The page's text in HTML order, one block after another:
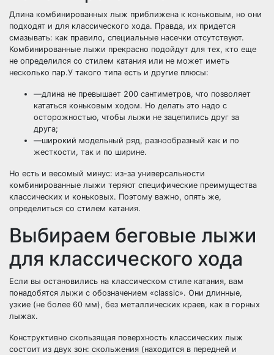
Длина комбинированных лыж приближена к коньковым, но они
подходят и для классического хода. Правда, их придется
смазывать: как правило, специальные насечки отсутствуют.
Комбинированные лыжи прекрасно подойдут для тех, кто еще
не определился со стилем катания или не может иметь
несколько пар.У такого типа есть и другие плюсы:
—длина не превышает 200 сантиметров, что позволяет
кататься коньковым ходом. Но делать это надо с
осторожностью, чтобы лыжи не зацепились друг за
друга;
—широкий модельный ряд, разнообразный как и по
жесткости, так и по ширине.
Но есть и весомый минус: из-за универсальности
комбинированные лыжи теряют специфические преимущества
классических и коньковых. Поэтому важно, опять же,
определиться со стилем катания.
Выбираем беговые лыжи
для классического хода
Если вы остановились на классическом стиле катания, вам
понадобятся лыжи с обозначением «classic». Они длинные,
узкие (не более 60 мм), без металлических краев, как в горных
лыжах.
Конструктивно скользящая поверхность классических лыж
состоит из двух зон: скольжения (находится в передней и